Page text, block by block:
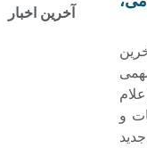
و
آخرین اخبار